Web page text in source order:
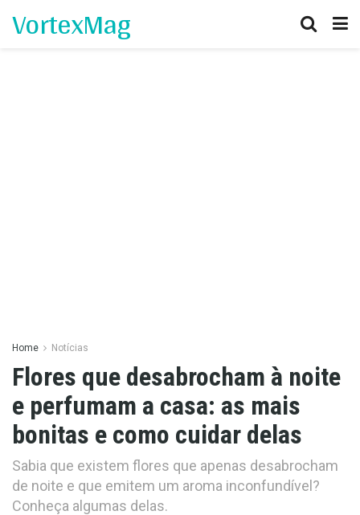
VortexMag
Home Notícias
Flores que desabrocham à noite
e perfumam a casa: as mais
bonitas e como cuidar delas
Sabia que existem flores que apenas desabrocham
de noite e que emitem um aroma inconfundível?
Conheça algumas delas.